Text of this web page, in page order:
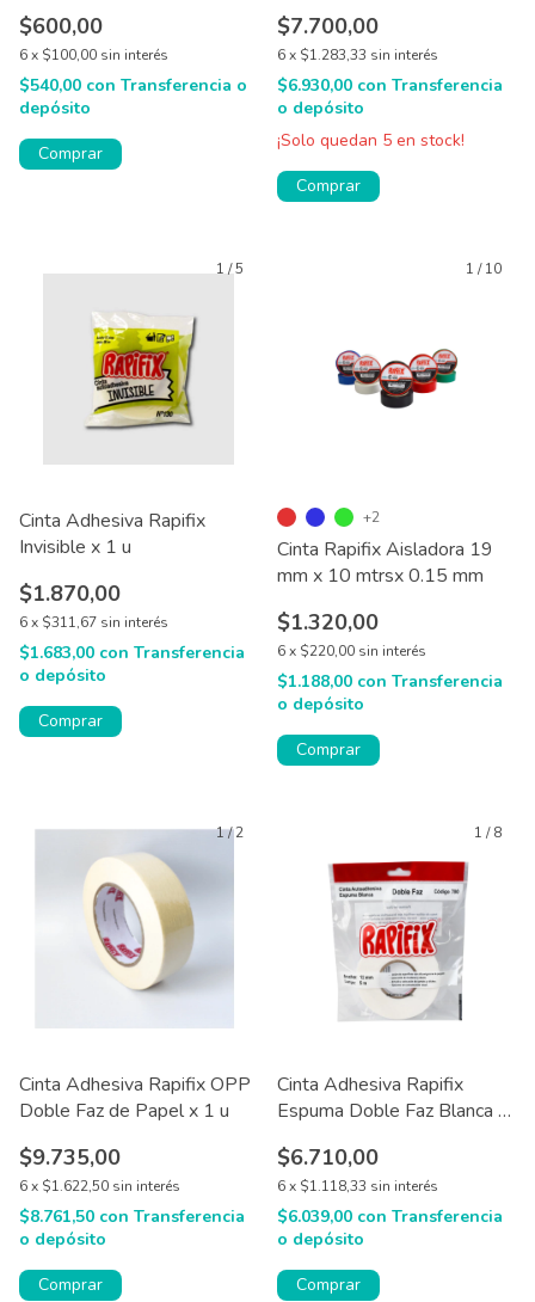
$600,00
6x $100,00 sin interés
$540,00 con Transferencia o
depósito
Comprar
$7.700,00
6x $1.283,33 sin interés
$6.930,00 con Transferencia
o depósito
¡Solo quedan 5 en stock!
Comprar
1/5
Cinta Adhesiva Rapifix
Invisible x 1 u
$1.870,00
6x $311,67 sin interés
$1.683,00 con Transferencia
o depósito
Comprar
1 /10
Cinta Rapifix Aisladora 19
mm x 10 mtrsx 0.15 mm
$1.320,00
6x $220,00 sin interés
$1.188,00 con Transferencia
o depósito
+2
Comprar
1/2
Cinta Adhesiva Rapifix OPP
Doble Faz de Papel x 1 u
$9.735,00
6x $1.622,50 sin interés
$8.761,50 con Transferencia
o depósito
Comprar
1 /8
Cinta Adhesiva Rapifix
Espuma Doble Faz Blanca /
$6.710,00
6x $1.118,33 sin interés
$6.039,00 con Transferencia
o depósito
Comprar